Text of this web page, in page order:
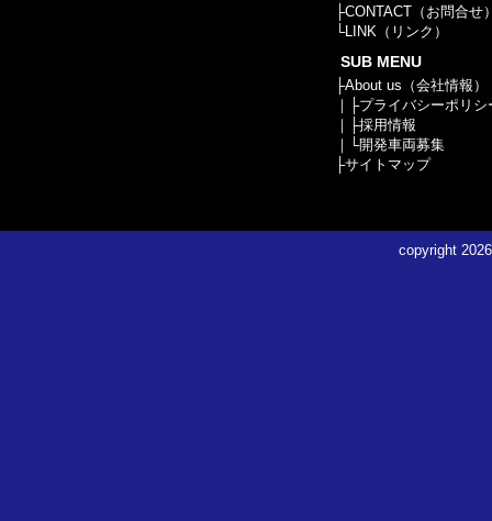
├CONTACT（お問合せ
└LINK（リンク）
SUB MENU
├About us（会社情報）
｜├プライバシーポリシ
｜├採用情報
｜└開発車両募集
├サイトマップ
copyright